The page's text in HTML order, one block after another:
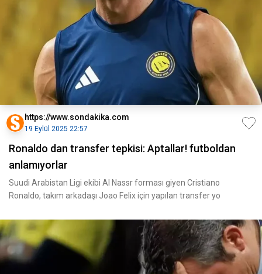
https://www.sondakika.com
19 Eylül 2025 22:57
Ronaldo dan transfer tepkisi: Aptallar! futboldan
anlamıyorlar
Suudi Arabistan Ligi ekibi Al Nassr forması giyen Cristiano
Ronaldo, takım arkadaşı Joao Felix için yapılan transfer yo